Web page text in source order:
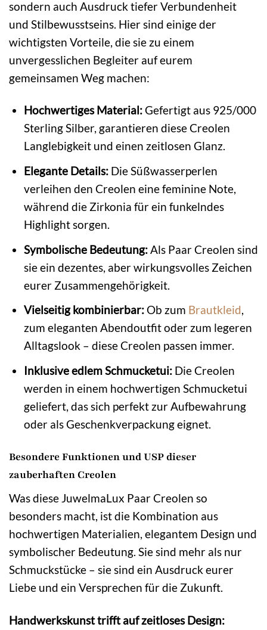
sondern auch Ausdruck tiefer Verbundenheit
und Stilbewusstseins. Hier sind einige der
wichtigsten Vorteile, die sie zu einem
unvergesslichen Begleiter auf eurem
gemeinsamen Weg machen:
Hochwertiges Material:Gefertigt aus 925/000
Sterling Silber, garantieren diese Creolen
Langlebigkeit und einen zeitlosen Glanz.
Elegante Details:Die Süßwasserperlen
verleihen den Creolen eine feminine Note,
während die Zirkonia für ein funkelndes
Highlight sorgen.
Symbolische Bedeutung:Als Paar Creolen sind
sie ein dezentes, aber wirkungsvolles Zeichen
eurer Zusammengehörigkeit.
Vielseitig kombinierbar:Ob zum Brautkleid,
zum eleganten Abendoutfit oder zum legeren
Alltagslook – diese Creolen passen immer.
Inklusive edlem Schmucketui:Die Creolen
werden in einem hochwertigen Schmucketui
geliefert, das sich perfekt zur Aufbewahrung
oder als Geschenkverpackung eignet.
Besondere Funktionen und USP dieser
zauberhaften Creolen
Was diese JuwelmaLux Paar Creolen so
besonders macht, ist die Kombination aus
hochwertigen Materialien, elegantem Design und
symbolischer Bedeutung. Sie sind mehr als nur
Schmuckstücke – sie sind ein Ausdruck eurer
Liebe und ein Versprechen für die Zukunft.
Handwerkskunst trifft auf zeitloses Design: